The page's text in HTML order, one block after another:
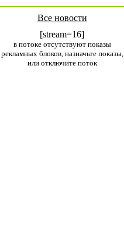
Все новости
[stream=16]
в потоке отсутствуют показы
рекламных блоков, назначьте показы,
или отключите поток